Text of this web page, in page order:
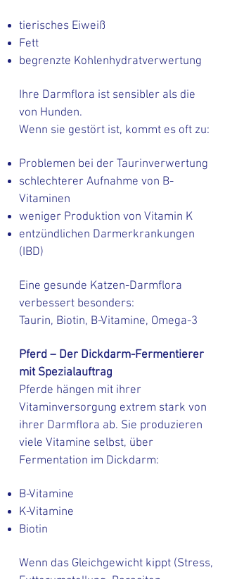
tierisches Eiweiß
Fett
begrenzte Kohlenhydratverwertung
Ihre Darmflora ist sensibler als die
von Hunden.
Wenn sie gestört ist, kommt es oft zu:
Problemen bei der Taurinverwertung
schlechterer Aufnahme von B-
Vitaminen
weniger Produktion von Vitamin K
entzündlichen Darmerkrankungen
(IBD)
Eine gesunde Katzen-Darmflora
verbessert besonders:
Taurin, Biotin, B-Vitamine, Omega-3
Pferd – Der Dickdarm-Fermentierer
mit Spezialauftrag
Pferde hängen mit ihrer
Vitaminversorgung extrem stark von
ihrer Darmflora ab. Sie produzieren
viele Vitamine selbst, über
Fermentation im Dickdarm:
B-Vitamine
K-Vitamine
Biotin
Wenn das Gleichgewicht kippt (Stress,